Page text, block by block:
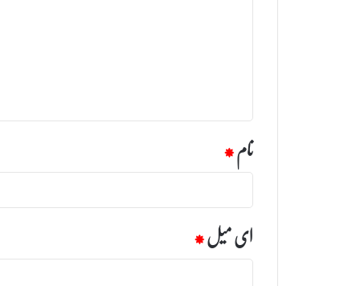
نام*
ای میل*